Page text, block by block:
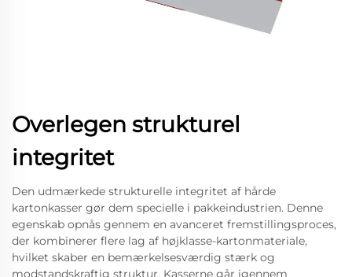
Overlegen strukturel
integritet
Den udmærkede strukturelle integritet af hårde
kartonkasser gør dem specielle i pakkeindustrien. Denne
egenskab opnås gennem en avanceret fremstillingsproces,
der kombinerer flere lag af højklasse-kartonmateriale,
hvilket skaber en bemærkelsesværdig stærk og
modstandskraftig struktur. Kasserne går igennem